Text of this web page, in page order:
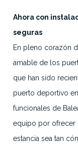
Ahora con
seguras
En pleno corazón
amable de los
que han sido
puerto deportivo
funcionales de
equipo por ofrecer
estancia sea tan
CITA
byWP Masters